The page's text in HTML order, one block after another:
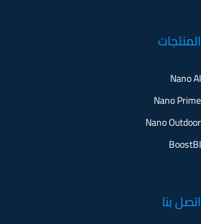
المنتجات
Nano AI
Nano Prime
Nano Outdoor
BoostBI
اتصل بنا